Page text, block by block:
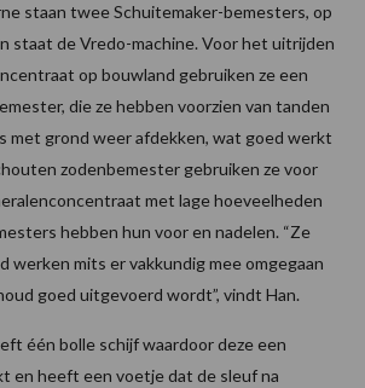
staan twee Schuitemaker-bemesters, op
staat de Vredo-machine. Voor het uitrijden
op bouwland gebruiken ze een
die ze hebben voorzien van tanden
met grond weer afdekken, wat goed werkt
zodenbemester gebruiken ze voor
met lage hoeveelheden
hebben hun voor en nadelen. “Ze
werken mits er vakkundig mee omgegaan
goed uitgevoerd wordt”, vindt Han.
één bolle schijf waardoor deze een
en heeft een voetje dat de sleuf na